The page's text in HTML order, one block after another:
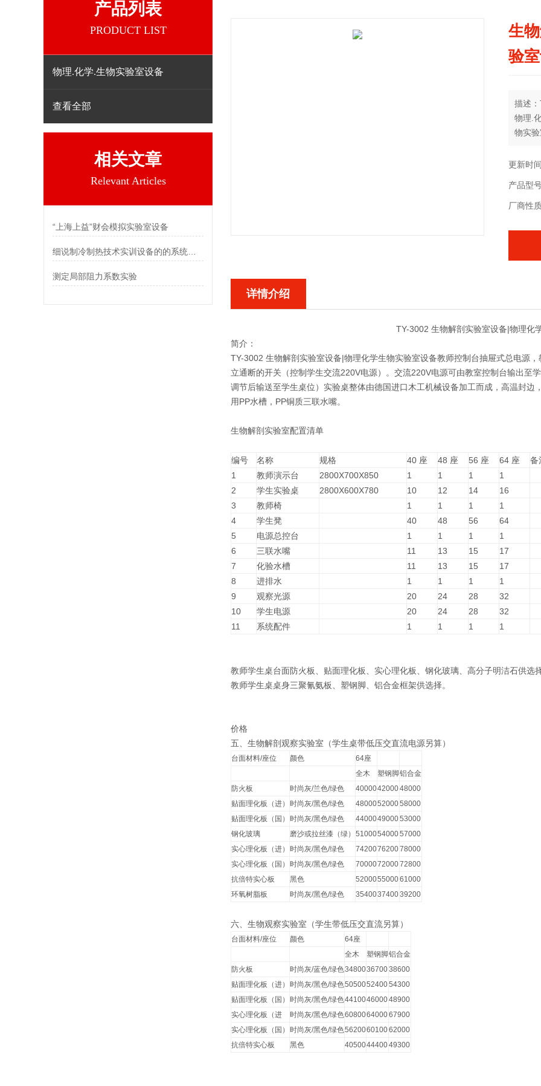
产品列表
PRODUCT LIST
物理.化学.生物实验室设备
查看全部
相关文章
Relevant Articles
“上海上益”财会模拟实验室设备
细说制冷制热技术实训设备的的系统结构与组成
测定局部阻力系数实验
生
验
描述
物理.
物实
生电源
更新时
产品型
厂商性
详情介绍
TY-3002 生物解剖实验室设备|物理化
简介：
TY-3002 生物解剖实验室设备|物理化学生物实验室设备教师控制台抽屉式总电源
立通断的开关（控制学生交流220V电源）。交流220V电源可由教室控制台输出至
调节后输送至学生桌位）实验桌整体由德国进口木工机械设备加工而成，高温封
用PP水槽，PP铜质三联水嘴。
生物解剖实验室配置清单
编号 名称 规格 40 座 48 座 56 座 64 座
备
1
教师演示台 2800X700X850 1 1 1
1
2
学生实验桌 2800X600X780 10 12 14
16
3
教师椅 1 1 1
1
4
学生凳 40 48 56
64
5
电源总控台 1 1 1
1
6
三联水嘴 11 13 15
17
7
化验水槽 11 13 15
17
8
进排水 1 1 1
1
9
观察光源 20 24 28
32
10
学生电源 20 24 28
32
11
系统配件 1 1 1 1
教师学生桌台面防火板、贴面理化板、实心理化板、钢化玻璃、高分子明洁石供选
教师学生桌桌身三聚氰氨板、塑钢脚、铝合金框架供选择。
价格
五、生物解剖观察实验室（学生桌带低压交直流电源另算）
台面材料/座位 颜色
64座
全木
塑钢脚铝合金
防火板
时尚灰/兰色/绿色 400004200048000
贴面理化板（进）
时尚灰/黑色/绿色 480005200058000
贴面理化板（国）
时尚灰/黑色/绿色 440004900053000
钢化玻璃
磨沙或拉丝漆（绿） 510005400057000
实心理化板（进）
时尚灰/黑色/绿色 742007620078000
实心理化板（国）
时尚灰/黑色/绿色 700007200072800
抗倍特实心板
黑色 520005500061000
环氧树脂板
时尚灰/黑色/绿色 354003740039200
六、生物观察实验室（学生带低压交直流另算）
台面材料/座位 颜色
64座
全木
塑钢脚铝合金
防火板
时尚灰/蓝色/绿色348003670038600
贴面理化板（进）
时尚灰/黑色/绿色505005240054300
贴面理化板（国）
时尚灰/黑色/绿色441004600048900
实心理化板（进
时尚灰/黑色/绿色608006400067900
实心理化板（国）
时尚灰/黑色/绿色562006010062000
抗倍特实心板
黑色 405004440049300